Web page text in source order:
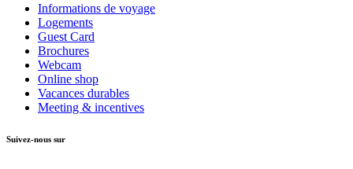
Informations de voyage
Logements
Guest Card
Brochures
Webcam
Online shop
Vacances durables
Meeting & incentives
Suivez-nous sur